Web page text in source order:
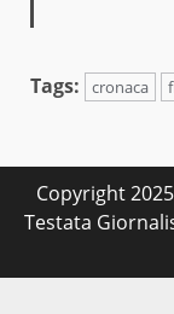
Tags: cronaca
Copyright
Testata